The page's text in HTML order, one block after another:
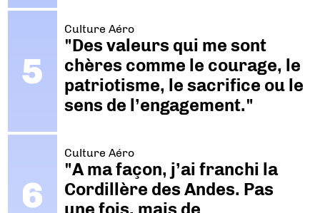
Culture Aéro
"Des valeurs qui me sont
chères comme le courage, le
patriotisme, le sacrifice ou le
sens de l’engagement."
Culture Aéro
"A ma façon, j’ai franchi la
Cordillère des Andes. Pas